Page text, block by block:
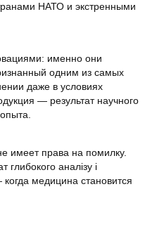
НАТО и экстренными
именно они
одним из самых
даже в условиях
— результат научного
имеет права на помилку.
аналізу і
медицина становится